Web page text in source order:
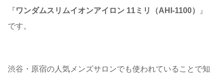
『ワンダムスリムイオンアイロン 11ミリ（AHI-1100）
』
です。
渋谷・原宿の人気メンズサロンでも使われていることで知